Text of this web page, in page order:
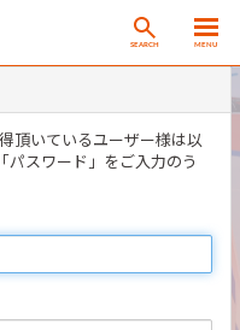
SEARCH MENU
頂いているユーザー様は以
パスワード」をご入力のう